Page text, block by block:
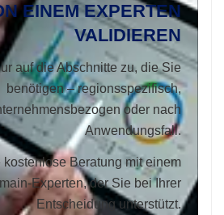
EINEM EXPERTEN
VALIDIEREN
auf die Abschnitte zu, die Sie
benötigen – regionsspezifisch,
oder nach
Anwendungsfall.
Beratung mit einem
Experten, der Sie bei Ihrer
Entscheidung unterstützt.